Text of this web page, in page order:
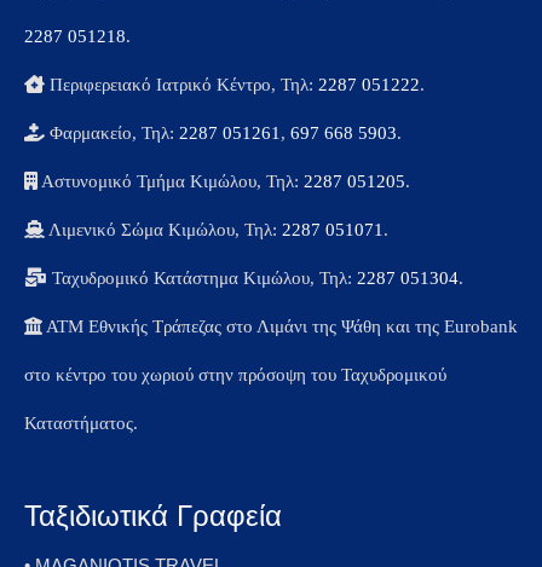
2287 051218.
Περιφερειακό Ιατρικό Κέντρο, Τηλ: 2287 051222.
Φαρμακείο, Τηλ: 2287 051261 , 697 668 5903.
Αστυνομικό Τμήμα Κιμώλου, Τηλ: 2287 051205.
Λιμενικό Σώμα Κιμώλου, Τηλ: 2287 051071 .
Ταχυδρομικό Κατάστημα Κιμώλου, Τηλ: 2287 051304.
ΑΤΜ Εθνικής Τράπεζας στο Λιμάνι της Ψάθη και της Eurobank
στο κέντρο του χωριού στην πρόσοψη του Ταχυδρομικού
Καταστήματος.
Ταξιδιωτικά Γραφεία